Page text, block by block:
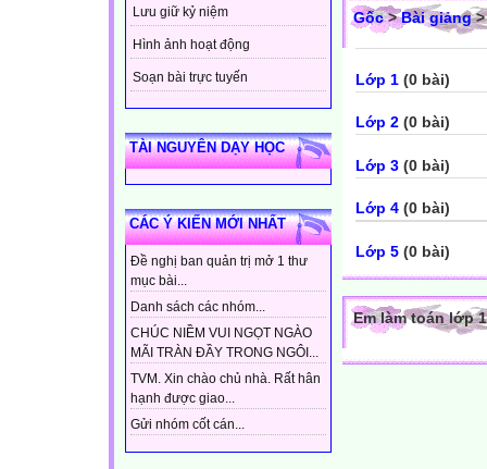
Lưu giữ kỷ niệm
Hình ảnh hoạt động
Soạn bài trực tuyến
TÀI NGUYÊN DẠY HỌC
CÁC Ý KIẾN MỚI NHẤT
Đề nghị ban quản trị mở 1 thư
mục bài...
Danh sách các nhóm...
CHÚC NIỀM VUI NGỌT NGÀO
MÃI TRÀN ĐẦY TRONG NGÔI...
TVM. Xin chào chủ nhà. Rất hân
hạnh được giao...
Gửi nhóm cốt cán...
Gốc>Bài giảng
Lớp 1 (0 bài)
Lớp 2 (0 bài)
Lớp 3 (0 bài)
Lớp 4 (0 bài)
Lớp 5 (0 bài)
Em làm toán lớp 1